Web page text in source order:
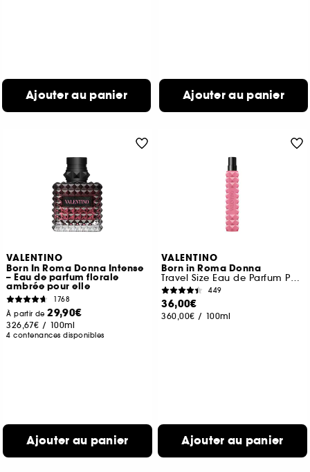
Ajouter au panier Ajouter au panier
VALENTINO
Born In Roma Donna Intense
– Eau de parfum florale
ambrée pour elle
1768
À partir de29,90€
326,67€ / 100ml
4 contenances disponibles
Ajouter au panier
VALENTINO
Born in Roma Donna
Travel Size Eau de Parfum Pour Elle Florale Ambrée Boisée
449
36,00€
360,00€ / 100ml
Ajouter au panier